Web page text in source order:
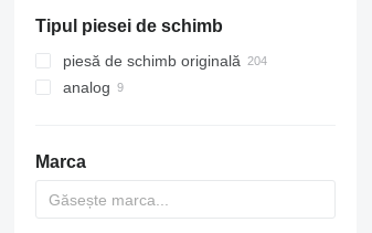
macarale montate
Tipul piesei de schimb
piesă de schimb originală
analog
Marca